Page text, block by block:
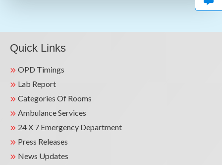
Quick Links
OPD Timings
Lab Report
Categories Of Rooms
Ambulance Services
24 X 7 Emergency Department
Press Releases
News Updates